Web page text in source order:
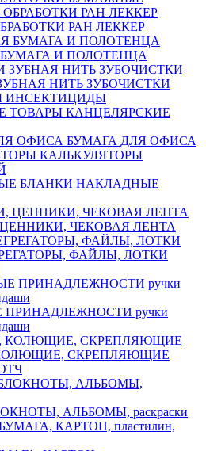
РАН ЛЕККЕР
И ПОЛОТЕНЦА
НИТЬ ЗУБОЧИСТКИ
ИНСЕКТИЦИДЫ
КАНЦЕЛЯРСКИЕ
БУМАГА ДЛЯ ОФИСА
КАЛЬКУЛЯТОРЫ
НАКЛАДНЫЕ
ЧЕКОВАЯ ЛЕНТА
ФАЙЛЫ, ЛОТКИ
ручки
СКРЕПЛЯЮЩИЕ
АЛЬБОМЫ, раскраски